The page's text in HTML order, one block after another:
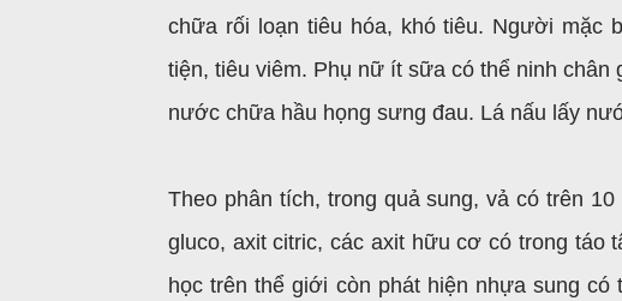
chữa rối loạn tiêu hóa, khó tiêu. Người mặc
tiện, tiêu viêm. Phụ nữ ít sữa có thể ninh
nước chữa hầu họng sưng đau. Lá nấu lấy
Theo phân tích, trong quả sung, vả có trên
gluco, axit citric, các axit hữu cơ có trong táo
học trên thể giới còn phát hiện nhựa sung